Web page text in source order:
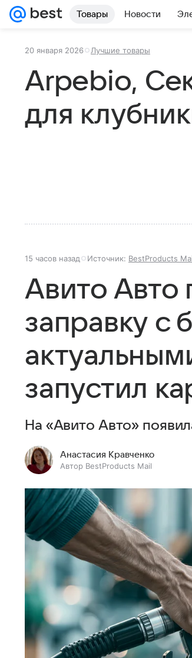
Товары Новости
20 января 2026 Лучшие товары
Arpebio,
для
15 часов назад Источник: BestProducts
Авито Авто
заправку с
запустил
На «Авито Авто»
Анастасия Кравченко
Автор BestProducts Mail